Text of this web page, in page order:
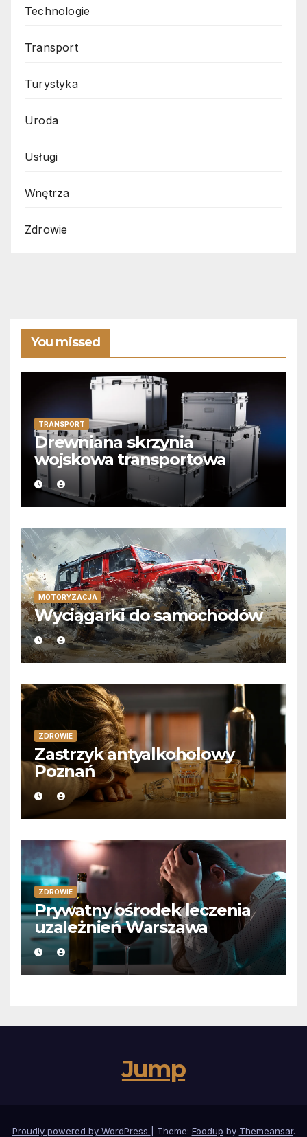
Technologie
Transport
Turystyka
Uroda
Usługi
Wnętrza
Zdrowie
You missed
TRANSPORT
Drewniana skrzynia
wojskowa transportowa
MOTORYZACJA
Wyciągarki do samochodów
ZDROWIE
Zastrzyk antyalkoholowy
Poznań
ZDROWIE
Prywatny ośrodek leczenia
uzależnień Warszawa
Jump
Proudly powered by WordPress Theme: Foodup by Themeansar.